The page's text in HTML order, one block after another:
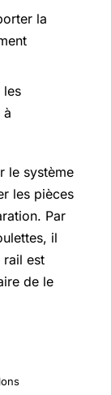
la
les
à
le système
les pièces
Par
il
rail est
de le